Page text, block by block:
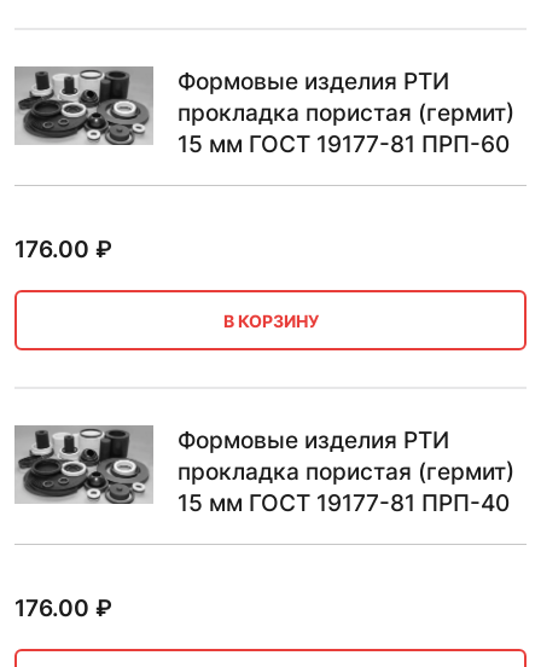
Формовые изделия РТИ
прокладка пористая (гермит)
15 мм ГОСТ 19177-81 ПРП-60
176.00 ₽
В КОРЗИНУ
Формовые изделия РТИ
прокладка пористая (гермит)
15 мм ГОСТ 19177-81 ПРП-40
176.00 ₽